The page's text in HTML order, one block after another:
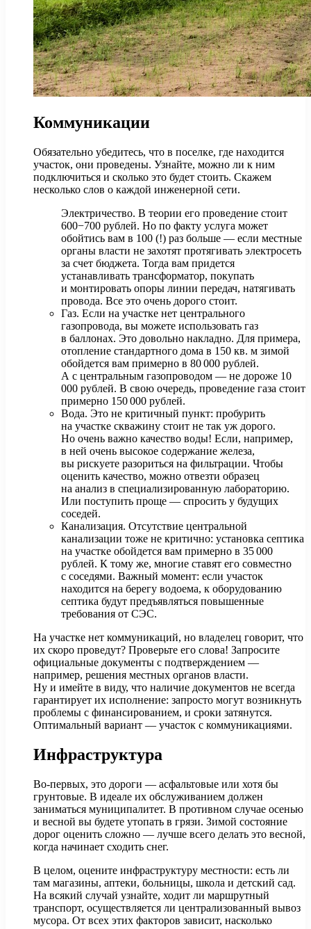
Коммуникации
Обязательно убедитесь, что в поселке, где находится
участок, они проведены. Узнайте, можно ли к ним
подключиться и сколько это будет стоить. Скажем
несколько слов о каждой инженерной сети.
Электричество. В теории его проведение стоит
600−700 рублей. Но по факту услуга может
обойтись вам в 100 (!) раз больше — если местные
органы власти не захотят протягивать электросеть
за счет бюджета. Тогда вам придется
устанавливать трансформатор, покупать
и монтировать опоры линии передач, натягивать
провода. Все это очень дорого стоит.
Газ. Если на участке нет центрального
газопровода, вы можете использовать газ
в баллонах. Это довольно накладно. Для примера,
отопление стандартного дома в 150 кв. м зимой
обойдется вам примерно в 80 000 рублей.
А с центральным газопроводом — не дороже 10
000 рублей. В свою очередь, проведение газа стоит
примерно 150 000 рублей.
Вода. Это не критичный пункт: пробурить
на участке скважину стоит не так уж дорого.
Но очень важно качество воды! Если, например,
в ней очень высокое содержание железа,
вы рискуете разориться на фильтрации. Чтобы
оценить качество, можно отвезти образец
на анализ в специализированную лабораторию.
Или поступить проще — спросить у будущих
соседей.
Канализация. Отсутствие центральной
канализации тоже не критично: установка септика
на участке обойдется вам примерно в 35 000
рублей. К тому же, многие ставят его совместно
с соседями. Важный момент: если участок
находится на берегу водоема, к оборудованию
септика будут предъявляться повышенные
требования от СЭС.
На участке нет коммуникаций, но владелец говорит, что
их скоро проведут? Проверьте его слова! Запросите
официальные документы с подтверждением —
например, решения местных органов власти.
Ну и имейте в виду, что наличие документов не всегда
гарантирует их исполнение: запросто могут возникнуть
проблемы с финансированием, и сроки затянутся.
Оптимальный вариант — участок с коммуникациями.
Инфраструктура
Во-первых, это дороги — асфальтовые или хотя бы
грунтовые. В идеале их обслуживанием должен
заниматься муниципалитет. В противном случае осенью
и весной вы будете утопать в грязи. Зимой состояние
дорог оценить сложно — лучше всего делать это весной,
когда начинает сходить снег.
В целом, оцените инфраструктуру местности: есть ли
там магазины, аптеки, больницы, школа и детский сад.
На всякий случай узнайте, ходит ли маршрутный
транспорт, осуществляется ли централизованный вывоз
мусора. От всех этих факторов зависит, насколько